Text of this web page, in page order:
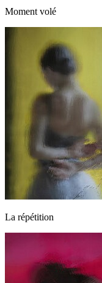
Moment volé
La répétition